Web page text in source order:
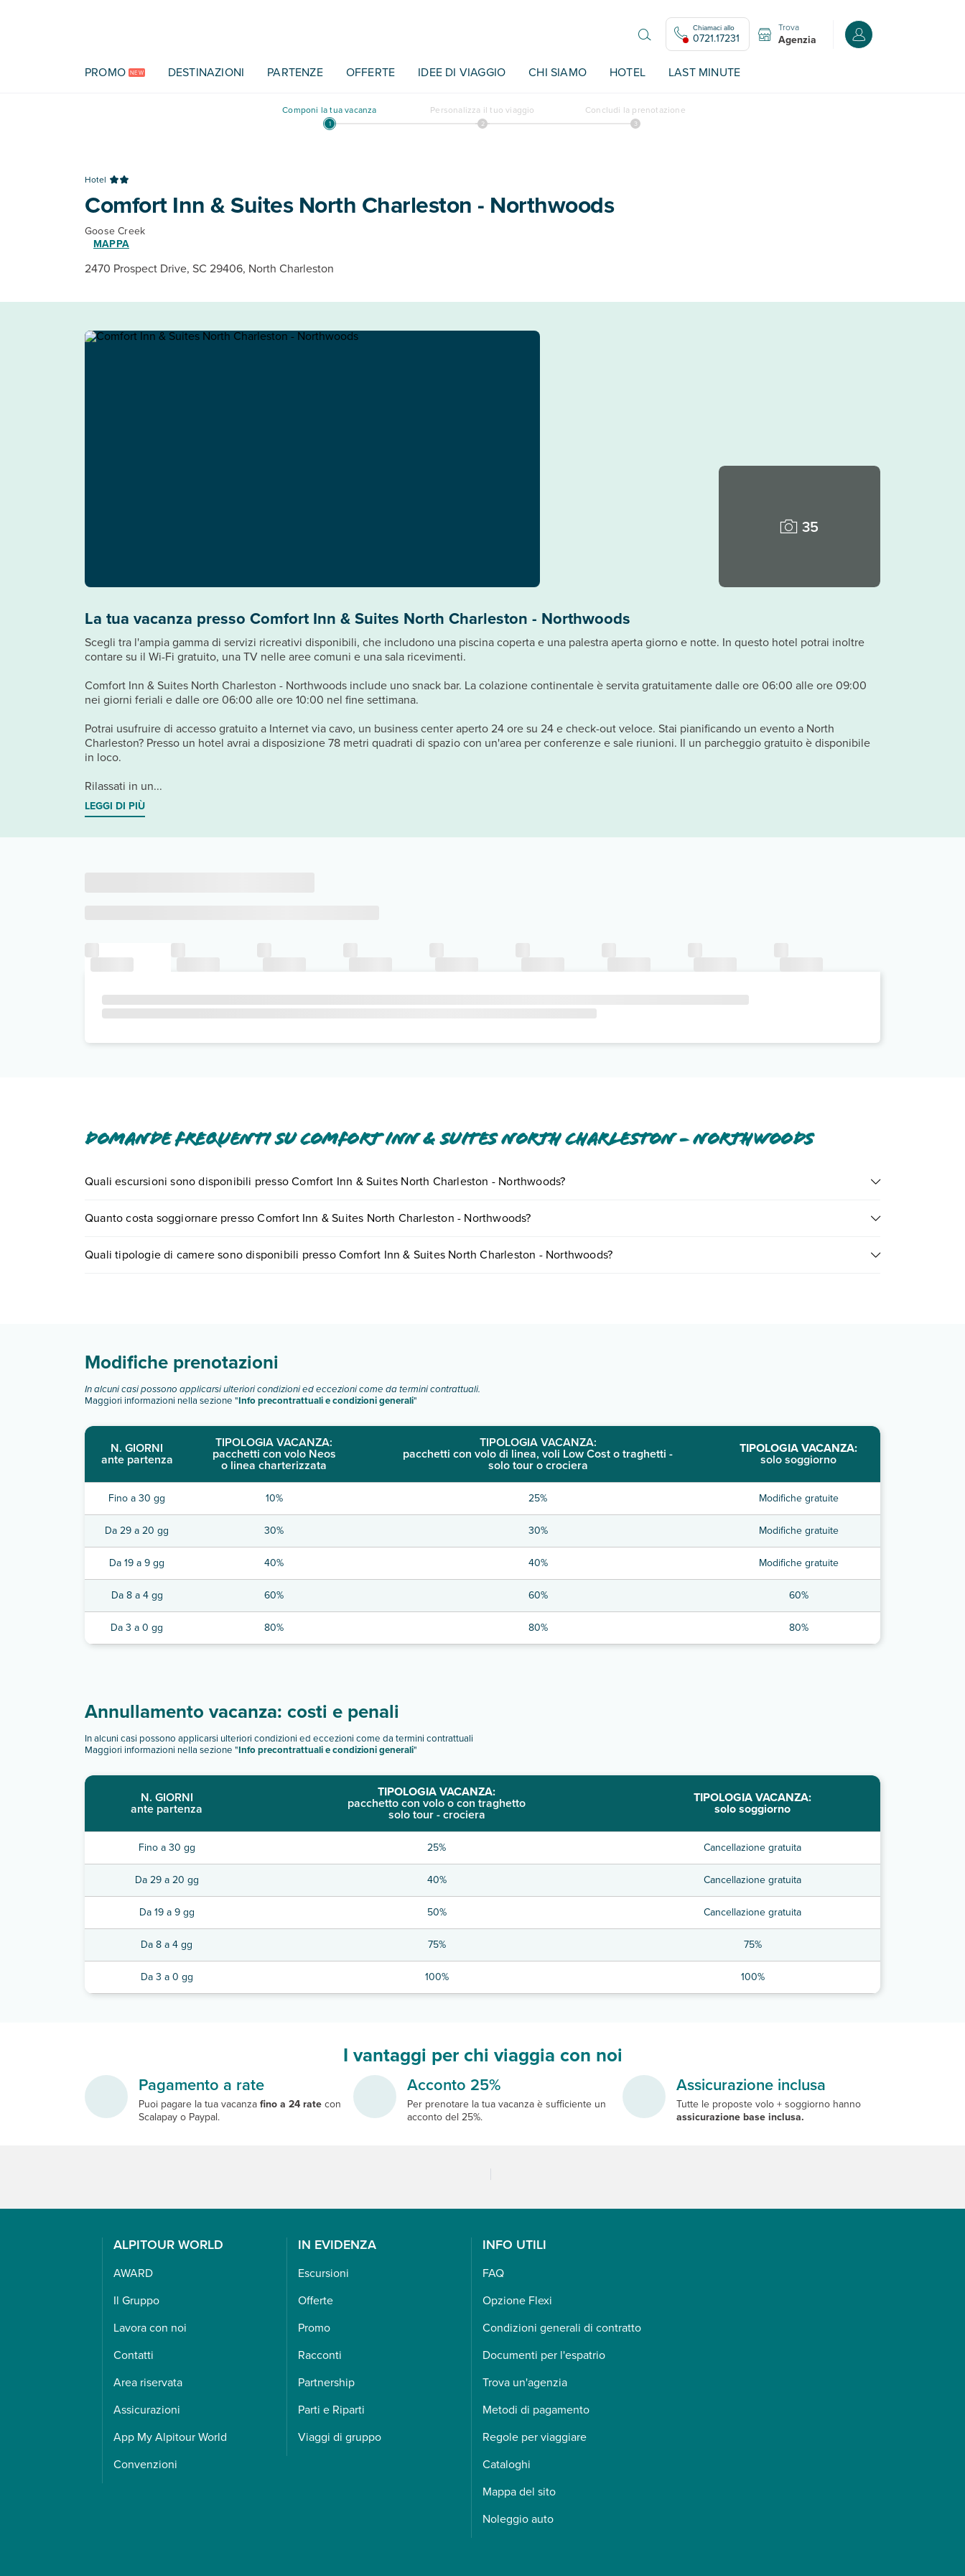
Chiamaci allo
0721.17231
Trova
Agenzia Accedi o registrati
PROMO NEW DESTINAZIONI PARTENZE OFFERTE IDEE DI VIAGGIO CHI SIAMO HOTEL LAST MINUTE
Componi la tua vacanza Personalizza il tuo viaggio Concludi la prenotazione
Hotel
Comfort Inn & Suites North Charleston - Northwoods
Goose Creek
MAPPA
2470 Prospect Drive, SC 29406, North Charleston
35
La tua vacanza presso Comfort Inn & Suites North Charleston - Northwoods
Scegli tra l'ampia gamma di servizi ricreativi disponibili, che includono una piscina coperta e una palestra aperta giorno e notte. In questo hotel potrai inoltre
contare su il Wi-Fi gratuito, una TV nelle aree comuni e una sala ricevimenti.
Comfort Inn & Suites North Charleston - Northwoods include uno snack bar. La colazione continentale è servita gratuitamente dalle ore 06:00 alle ore 09:00
nei giorni feriali e dalle ore 06:00 alle ore 10:00 nel fine settimana.
Potrai usufruire di accesso gratuito a Internet via cavo, un business center aperto 24 ore su 24 e check-out veloce. Stai pianificando un evento a North
Charleston? Presso un hotel avrai a disposizione 78 metri quadrati di spazio con un'area per conferenze e sale riunioni. Il un parcheggio gratuito è disponibile
in loco.
Rilassati in un...
LEGGI DI PIÙ
Domande frequenti su Comfort Inn & Suites North Charleston - Northwoods
Quali escursioni sono disponibili presso Comfort Inn & Suites North Charleston - Northwoods?
call center chiamando il numero 0721.17231 oprenotando un appuntamento.
Quanto costa soggiornare presso Comfort Inn & Suites North Charleston - Northwoods?
compila il motore di ricerca e scegli quando partire.
Quali tipologie di camere sono disponibili presso Comfort Inn & Suites North Charleston - Northwoods?
Modifiche prenotazioni
In alcuni casi possono applicarsi ulteriori condizioni ed eccezioni come da termini contrattuali.
Maggiori informazioni nella sezione "Info precontrattuali e condizioni generali"
N. GIORNI
ante partenza
TIPOLOGIA VACANZA:
pacchetti con volo Neos
o linea charterizzata
TIPOLOGIA VACANZA:
pacchetti con volo di linea, voli Low Cost o traghetti -
solo tour o crociera
TIPOLOGIA VACANZA:
solo soggiorno
Fino a 30 gg 10% 25% Modifiche gratuite
Da 29 a 20 gg 30% 30% Modifiche gratuite
Da 19 a 9 gg 40% 40% Modifiche gratuite
Da 8 a 4 gg 60% 60% 60%
Da 3 a 0 gg 80% 80% 80%
Annullamento vacanza: costi e penali
In alcuni casi possono applicarsi ulteriori condizioni ed eccezioni come da termini contrattuali
Maggiori informazioni nella sezione "Info precontrattuali e condizioni generali"
N. GIORNI
ante partenza
TIPOLOGIA VACANZA:
pacchetto con volo o con traghetto
solo tour - crociera
TIPOLOGIA VACANZA:
solo soggiorno
Fino a 30 gg 25% Cancellazione gratuita
Da 29 a 20 gg 40% Cancellazione gratuita
Da 19 a 9 gg 50% Cancellazione gratuita
Da 8 a 4 gg 75% 75%
Da 3 a 0 gg 100% 100%
I vantaggi per chi viaggia con noi
Pagamento a rate
Puoi pagare la tua vacanzafino a 24 ratecon
Scalapay o Paypal.
Acconto 25%
Per prenotare la tua vacanza è sufficiente un
acconto del 25%.
Assicurazione inclusa
Tutte le proposte volo + soggiorno hanno
assicurazione base inclusa.
ALPITOUR WORLD
AWARD
Il Gruppo
Lavora con noi
Contatti
Area riservata
Assicurazioni
App My Alpitour World
Convenzioni
IN EVIDENZA
Escursioni
Offerte
Promo
Racconti
Partnership
Parti e Riparti
Viaggi di gruppo
INFO UTILI
FAQ
Opzione Flexi
Condizioni generali di contratto
Documenti per l'espatrio
Trova un'agenzia
Metodi di pagamento
Regole per viaggiare
Cataloghi
Mappa del sito
Noleggio auto